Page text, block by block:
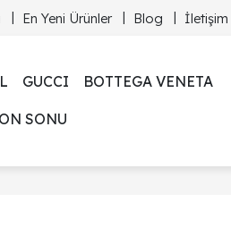
En Yeni Ürünler Blog İletişim
GUCCI BOTTEGA VENETA
SONU